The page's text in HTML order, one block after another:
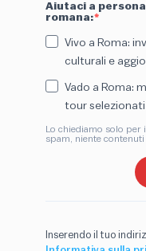
Aiutaci a
romana:
Vivo a Roma:
culturali e
Vado a Roma:
tour
Lo chiediamo solo
spam, niente contenuti
Inserendo il tuo